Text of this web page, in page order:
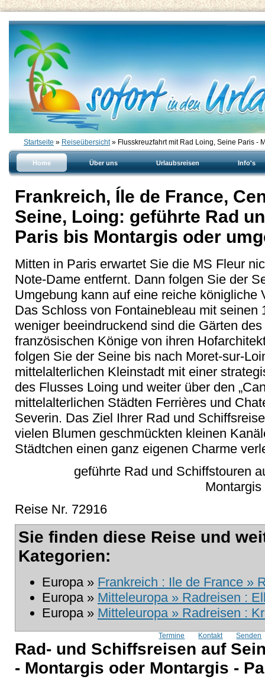
Startseite » Reiseübersicht» Flusskreuzfahrt mit Rad Loing, Seine Paris -
Home Über uns Urlaubsreisen Info's
Frankreich, Íle de France,
Seine, Loing: geführte Rad
Paris bis Montargis oder
Mitten in Paris erwartet Sie die MS Fleur
Note-Dame entfernt. Dann folgen Sie der
Umgebung kann auf eine reiche königliche
Das Schloss von Fontainebleau mit seinen
weniger beeindruckend sind die Gärten
französischen Könige von ihren
folgen Sie der Seine bis nach Moret-sur-
mittelalterlichen Kleinstadt mit einer
des Flusses Loing und weiter über den
mittelalterlichen Städten Ferrières und
Severin. Das Ziel Ihrer Rad und
vielen Blumen geschmückten kleinen
Städtchen einen ganz eigenen Charme
geführte Rad und Schiffstouren
Reise Nr. 72916
Sie finden diese Reise und
Kategorien:
Europa » Frankreich : Ile de France »
Europa » Mitteleuropa » Radreisen :
Europa » Mitteleuropa » Radreisen :
Termine Kontakt Senden
Rad- und Schiffsreisen auf
- Montargis oder Montargis -